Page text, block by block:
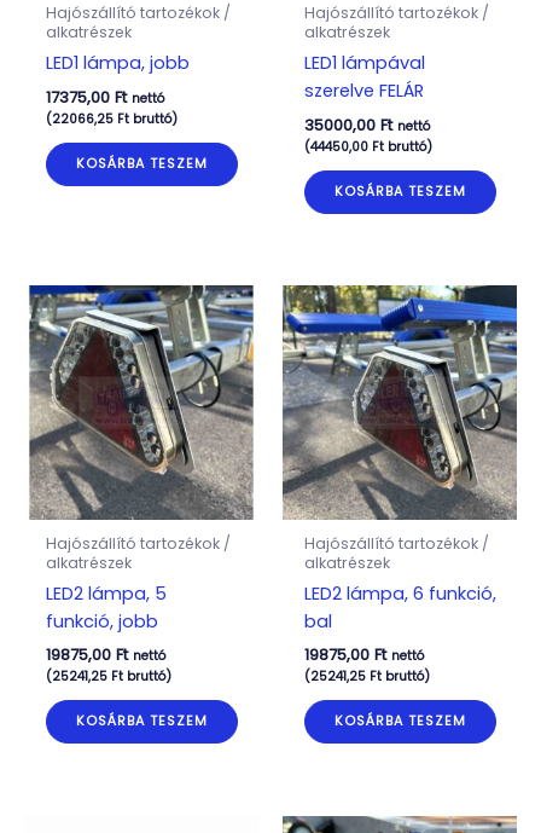
Hajószállító tartozékok /
alkatrészek
LED1 lámpa, jobb
17375,00 Ft nettó
(22066,25 Ftbruttó)
KOSÁRBA TESZEM
Hajószállító tartozékok /
alkatrészek
LED1 lámpával
szerelve FELÁR
35000,00 Ft nettó
(44450,00 Ftbruttó)
KOSÁRBA TESZEM
Hajószállító tartozékok /
alkatrészek
LED2 lámpa, 5
funkció, jobb
19875,00 Ft nettó
(25241,25 Ftbruttó)
KOSÁRBA TESZEM
Hajószállító tartozékok /
alkatrészek
LED2 lámpa, 6 funkció,
bal
19875,00 Ft nettó
(25241,25 Ftbruttó)
KOSÁRBA TESZEM